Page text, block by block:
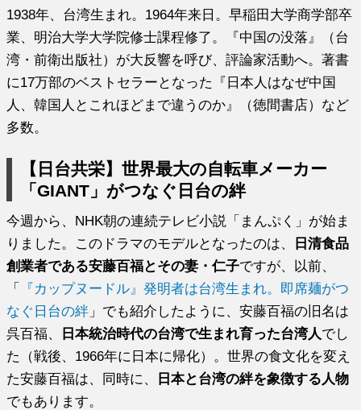
1938年、台湾生まれ。1964年来日。早稲田大学商学部卒
業、明治大学大学院修士課程修了。『中国の没落』（台
湾・前衛出版社）が大反響を呼び、評論家活動へ。著書
に17万部のベストセラーとなった『日本人はなぜ中国
人、韓国人とこれほどまで違うのか』（徳間書店）など
多数。
【日台共栄】世界最大の自転車メーカー
「GIANT」がつなぐ日台の絆
今週から、NHK朝の連続テレビ小説「まんぷく」が始ま
りました。このドラマのモデルとなったのは、
日清食品
創業者である安藤百福とその妻・仁子ですが、以前、
「
『カップヌードル』発明者は台湾生まれ。即席麺がつ
なぐ日台の絆 」でも紹介したように、安藤百福の旧名は
呉百福、
日本統治時代の台湾で生まれ育った台湾人でし
た（戦後、1966年に日本に帰化）。世界の食文化を変え
た安藤百福は、同時に、
日本と台湾の絆を象徴する人物
でもあります。